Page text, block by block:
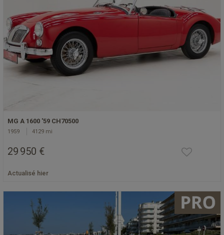
MG A 1600 '59 CH70500
1959 4129 mi
29 950 €
Actualisé hier